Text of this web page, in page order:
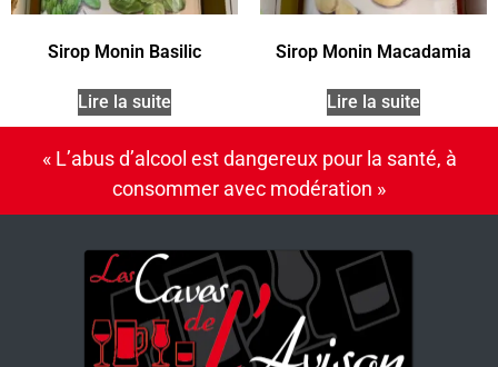
Sirop Monin Basilic
Lire la suite
Sirop Monin Macadamia
Lire la suite
« L’abus d’alcool est dangereux pour la santé, à
consommer avec modération »